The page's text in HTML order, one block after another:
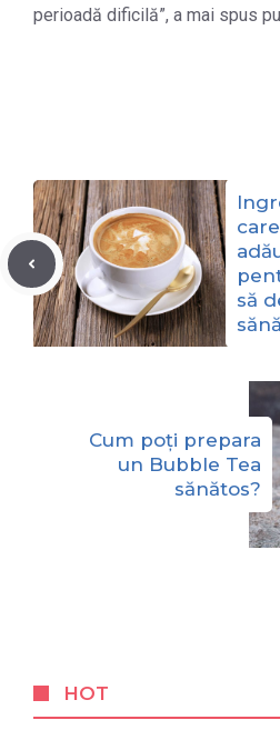
perioadă dificilă”, a mai spus
să
Cum poți prepara
un Bubble Tea
sănătos?
HOT